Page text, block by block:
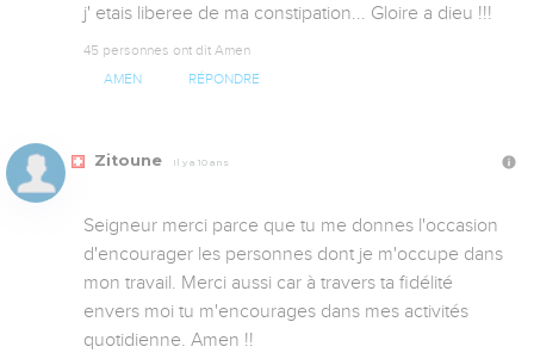
j' etais liberee de ma constipation... Gloire a dieu !!!
45 personnes ont dit Amen
AMEN RÉPONDRE
Zitoune Il y a 10 ans
Seigneur merci parce que tu me donnes l'occasion
d'encourager les personnes dont je m'occupe dans
mon travail. Merci aussi car à travers ta fidélité
envers moi tu m'encourages dans mes activités
quotidienne. Amen !!